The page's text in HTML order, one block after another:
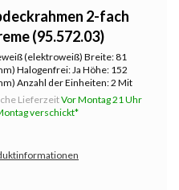
2-fach
(95.572.03)
(elektroweiß) Breite: 81
Halogenfrei: Ja Höhe: 152
Anzahl der Einheiten: 2 Mit
Oberflächenschutz:
Beschriftungsfläche: Nein
Thermoplast Werkstoff
LieferzeitVor Montag 21 Uhr
verschickt*